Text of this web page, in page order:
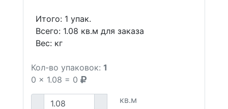
Итого: 1 упак.
Всего: 1.08 кв.м для заказа
Вес: кг
Кол-во упаковок: 1
0 x 1.08 = 0
кв.м